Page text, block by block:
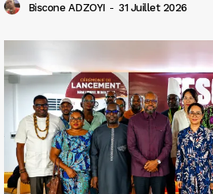
Biscone ADZOYI - 31 Juillet 2026